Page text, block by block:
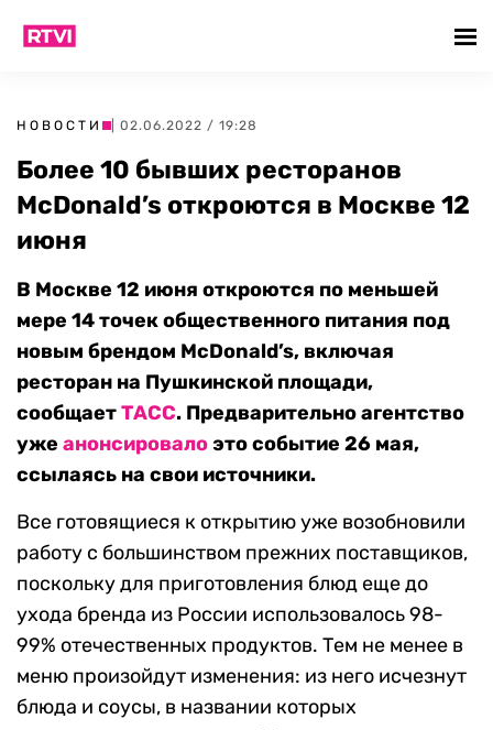
НОВОСТИ | 02.06.2022 / 19:28
Более 10 бывших ресторанов
McDonald’s откроются в Москве 12
июня
В Москве 12 июня откроются по меньшей
мере 14 точек общественного питания под
новым брендом McDonald’s, включая
ресторан на Пушкинской площади,
сообщаетТАСС. Предварительно агентство
уже анонсировалоэто событие 26 мая,
ссылаясь на свои источники.
Все готовящиеся к открытию уже возобновили
работу с большинством прежних поставщиков,
поскольку для приготовления блюд еще до
ухода бренда из России использовалось 98-
99% отечественных продуктов. Тем не менее в
меню произойдут изменения: из него исчезнут
блюда и соусы, в названии которых